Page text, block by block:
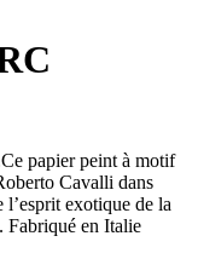
papier peint à motif
Cavalli dans
exotique de la
Fabriqué en Italie